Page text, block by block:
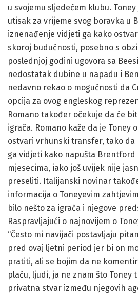
u svojemu sljedećem klubu.
utisak za vrijeme svog boravka u
iznenađenje vidjeti ga kako
skoroj budućnosti, posebno s
poslednjoj godini ugovora sa
nedostatak dubine u napadu i
nedavno rekao o mogućnosti da
opcija za ovog engleskog
Romano također očekuje da će
igrača. Romano kaže da je Toney
ostvari vrhunski transfer, tako da
ga vidjeti kako napušta Brentford
mjesecima, iako još uvijek nije
preseliti. Italijanski novinar
informacija o Toneyevim
bilo nešto za igrača i njegove
Raspravljajući o najnovijem o
“Često mi navijači postavljaju
pred ovaj ljetni period jer bi on
pratiti, ali se bojim da ne
plaću, ljudi, ja ne znam što Toney
privatna stvar između njegovih